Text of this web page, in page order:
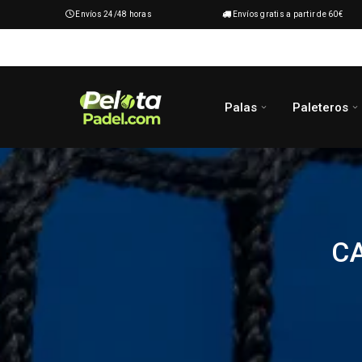
Envíos 24/48 horas Envíos gratis a partir de 60€
Palas Paleteros